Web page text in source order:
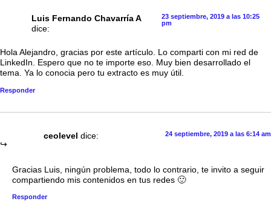
Luis Fernando Chavarría A
dice:
23 septiembre, 2019 a las 10:25
pm
Hola Alejandro, gracias por este artículo. Lo comparti con mi red de
LinkedIn. Espero que no te importe eso. Muy bien desarrollado el
tema. Ya lo conocia pero tu extracto es muy útil.
Responder
ceolevel dice: 24 septiembre, 2019 a las 6:14 am
Gracias Luis, ningún problema, todo lo contrario, te invito a seguir
compartiendo mis contenidos en tus redes 🙂
Responder